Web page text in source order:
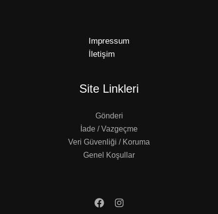
Impressum
İletişim
Site Linkleri
Gönderi
İade / Vazgeçme
Veri Güvenliği / Koruma
Genel Koşullar